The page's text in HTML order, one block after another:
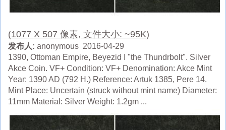
(1077 X 507 像素, 文件大小: ~95K)
发布人: anonymous 2016-04-29
1390, Ottoman Empire, Beyezid I "the Thundrbolt". Silver
Akce Coin. VF+ Condition: VF+ Denomination: Akce Mint
Year: 1390 AD (792 H.) Reference: Artuk 1385, Pere 14.
Mint Place: Uncertain (struck without mint name) Diameter:
11mm Material: Silver Weight: 1.2gm ...